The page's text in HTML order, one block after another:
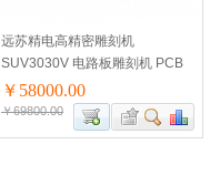
远苏精电高精密雕刻机
SUV3030V 电路板雕刻机 PCB
视觉雕刻机
￥58000.00
￥69800.00